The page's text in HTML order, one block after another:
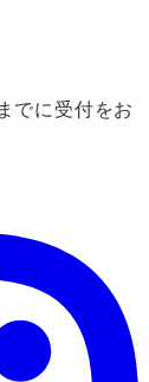
でに受付をお